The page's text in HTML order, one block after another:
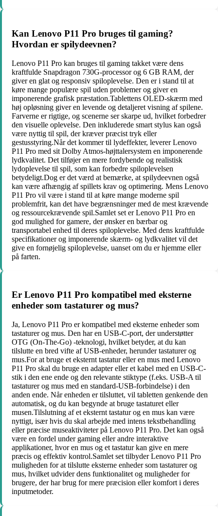
Kan Lenovo P11 Pro bruges til gaming?
Hvordan er spilydeevnen?
Lenovo P11 Pro kan bruges til gaming takket være dens
kraftfulde Snapdragon 730G-processor og 6 GB RAM, der
giver en glat og responsiv spiloplevelse. Den er i stand til at
køre mange populære spil uden problemer og giver en
imponerende grafisk præstation.Tablettens OLED-skærm med
høj opløsning giver en levende og detaljeret visning af spilene.
Farverne er rigtige, og scenerne ser skarpe ud, hvilket forbedrer
den visuelle oplevelse. Den inkluderede smart stylus kan også
være nyttig til spil, der kræver præcist tryk eller
gestusstyring.Når det kommer til lydeffekter, leverer Lenovo
P11 Pro med sit Dolby Atmos-højttalersystem en imponerende
lydkvalitet. Det tilføjer en mere fordybende og realistisk
lydoplevelse til spil, som kan forbedre spiloplevelsen
betydeligt.Dog er det værd at bemærke, at spilydeevnen også
kan være afhængig af spillets krav og optimering. Mens Lenovo
P11 Pro vil være i stand til at køre mange moderne spil
problemfrit, kan det have begrænsninger med de mest krævende
og ressourcekrævende spil.Samlet set er Lenovo P11 Pro en
god mulighed for gamere, der ønsker en bærbar og
transportabel enhed til deres spiloplevelse. Med dens kraftfulde
specifikationer og imponerende skærm- og lydkvalitet vil det
give en fornøjelig spiloplevelse, uanset om du er hjemme eller
på farten.
Er Lenovo P11 Pro kompatibel med eksterne
enheder som tastaturer og mus?
Ja, Lenovo P11 Pro er kompatibel med eksterne enheder som
tastaturer og mus. Den har en USB-C-port, der understøtter
OTG (On-The-Go) -teknologi, hvilket betyder, at du kan
tilslutte en bred vifte af USB-enheder, herunder tastaturer og
mus.For at bruge et eksternt tastatur eller en mus med Lenovo
P11 Pro skal du bruge en adapter eller et kabel med en USB-C-
stik i den ene ende og den relevante stiktype (f.eks. USB-A til
tastaturer og mus med en standard-USB-forbindelse) i den
anden ende. Når enheden er tilsluttet, vil tabletten genkende den
automatisk, og du kan begynde at bruge tastaturet eller
musen.Tilslutning af et eksternt tastatur og en mus kan være
nyttigt, især hvis du skal arbejde med intens tekstbehandling
eller præcise museaktiviteter på Lenovo P11 Pro. Det kan også
være en fordel under gaming eller andre interaktive
applikationer, hvor en mus og et tastatur kan give en mere
præcis og effektiv kontrol.Samlet set tilbyder Lenovo P11 Pro
muligheden for at tilslutte eksterne enheder som tastaturer og
mus, hvilket udvider dens funktionalitet og muligheder for
brugere, der har brug for mere præcision eller komfort i deres
inputmetoder.